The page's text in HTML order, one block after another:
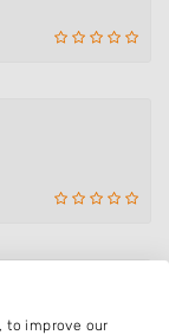
to improve our